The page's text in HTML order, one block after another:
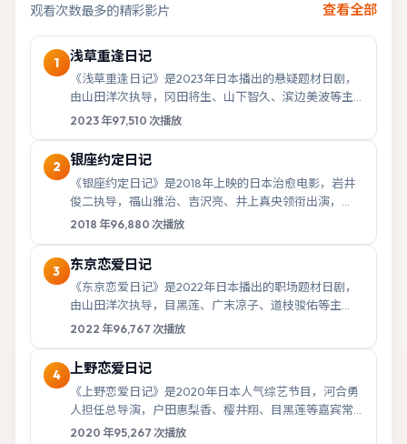
观看次数最多的精彩影片 查看全部
1 浅草重逢日记
《浅草重逢日记》是2023年日本播出的悬疑题材日剧，
由山田洋次执导，冈田将生、山下智久、滨边美波等主
演，于2023年10月26日首播。故事以都市...
2023 年97,510 次播放
2 银座约定日记
《银座约定日记》是2018年上映的日本治愈电影，岩井
俊二执导，福山雅治、吉沢亮、井上真央领衔出演，
2018年10月11日登陆院线。影片以人物抉择...
2018 年96,880 次播放
3 东京恋爱日记
《东京恋爱日记》是2022年日本播出的职场题材日剧，
由山田洋次执导，目黑莲、广末凉子、道枝骏佑等主
演，于2022年11月10日首播。故事以都市生...
2022 年96,767 次播放
4 上野恋爱日记
《上野恋爱日记》是2020年日本人气综艺节目，河合勇
人担任总导演，户田惠梨香、樱井翔、目黑莲等嘉宾常
驻，2020年5月16日正式开播。节目以轻松...
2020 年95,267 次播放